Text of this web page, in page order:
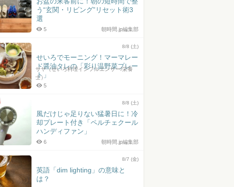
う“玄関・リビング”リセット術3
選
朝時間.jp編集部
5
8/8 (土)
せいろでモーニング！マーマレー
ド醤油タレの「彩り温野菜プレー
ト」
サヤ（せいろ料理インフルエンサー/栄養
士）
5
8/8 (土)
風だけじゃ足りない猛暑日に！冷
却プレート付き「ペルチェクール
ハンディファン」
朝時間.jp編集部
6
8/7 (金)
英語「dim lighting」の意味と
は？